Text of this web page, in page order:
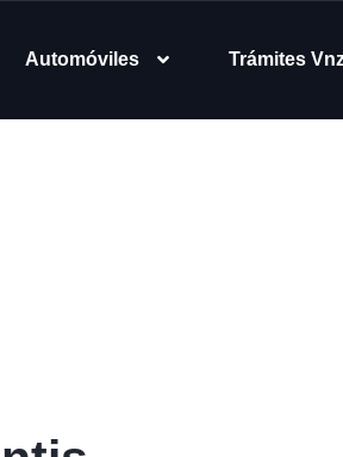
Automóviles Trámites